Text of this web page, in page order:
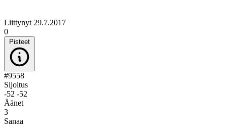
Liittynyt 29.7.2017
0
Pisteet
#9558
Sijoitus
-52 -52
Äänet
3
Sanaa